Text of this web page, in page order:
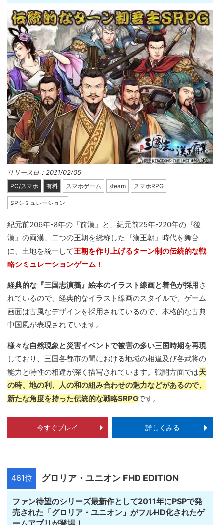
リリース日：2021/02/05
PC/スマホ 有料 スマホゲーム steam スマホRPG
SPシミュレーション
紀元前206年-8年の『前漢』と、紀元前25年-220年の『後
漢』の両漢、二つの王朝を総称した『漢王朝』時代を舞台
に、土地を統一して王朝を作り上げるターン制の伝統的な戦
略シミュレーションゲーム！
経典的な『三国志演義』絵本のイラスト線画と着色が採用 さ
れているので、経典的なイラスト線画のスタイルで、ゲーム
画面は古風なデザインを採用されているので、本格的な古典
中国風が表現されています。
様々な自然現象と災害イベントで被害の多い三国時期を再現
しており、三国各都市の間における地域の相違及び各武将の
能力と特性の相違が深く描写されています。戦闘方面では天
の時、地の利、人の和の組み合わせの魅力などがあるので、
新たな角度を持った伝統的な戦略SRPGです。
今すぐプレイ 詳しくみる
461位 グロリア・ユニオン FHD EDITION
ファン待望のシリーズ最新作として2011年にPSPで発
売された「グロリア・ユニオン」がフルHD化されたゲ